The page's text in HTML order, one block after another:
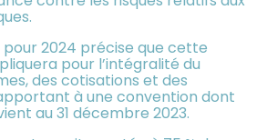
pour 2024 précise que cette
pour l’intégralité du
des cotisations et des
à une convention dont
au 31 décembre 2023.